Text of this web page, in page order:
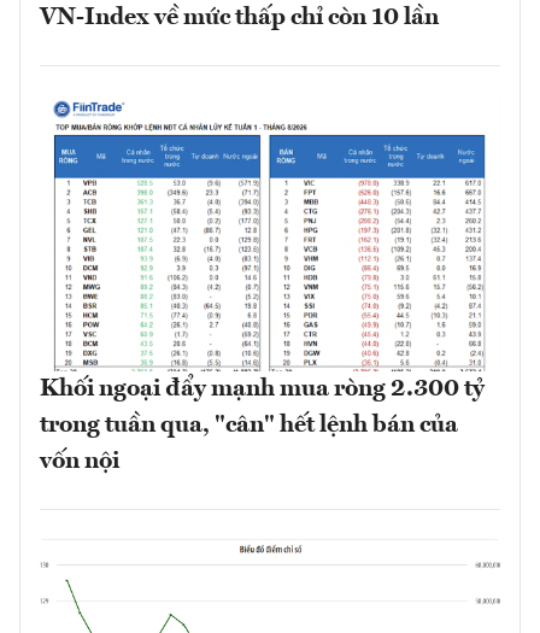
VN-Index về mức thấp chỉ còn 10 lần
Khối ngoại đẩy mạnh mua ròng 2.300 tỷ
trong tuần qua, "cân" hết lệnh bán của
vốn nội